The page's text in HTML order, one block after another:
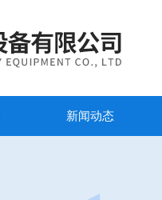
新闻动态